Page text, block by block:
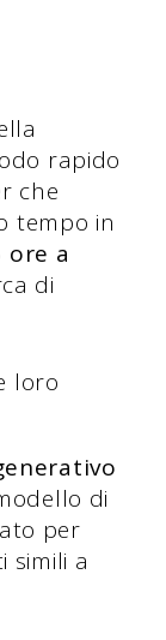
rapido
che
tempo in
ore a
di
loro
di
per
simili a